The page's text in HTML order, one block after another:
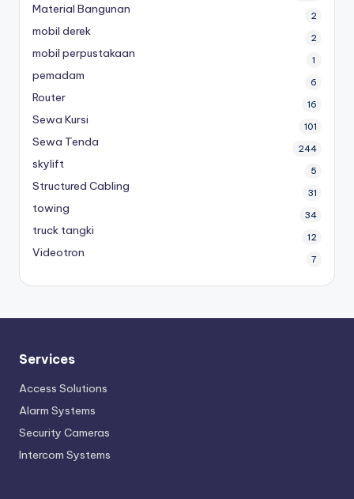
Material Bangunan 2
mobil derek 2
mobil perpustakaan 1
pemadam 6
Router 16
Sewa Kursi 101
Sewa Tenda 244
skylift 5
Structured Cabling 31
towing 34
truck tangki 12
Videotron 7
Services
Access Solutions
Alarm Systems
Security Cameras
Intercom Systems